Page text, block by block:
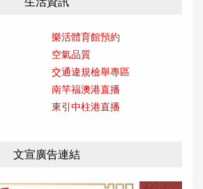
樂活體育館預約
空氣品質
交通違規檢舉專區
南竿福澳港直播
東引中柱港直播
文宣廣告連結